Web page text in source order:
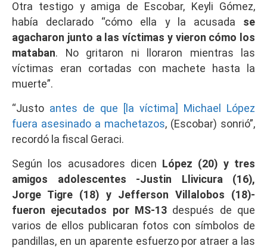
Otra testigo y amiga de Escobar, Keyli Gómez,
había declarado “cómo ella y la acusada se
agacharon junto a las víctimas y vieron cómo los
mataban. No gritaron ni lloraron mientras las
víctimas eran cortadas con machete hasta la
muerte”.
“Justo antes de que [la víctima] Michael López
fuera asesinado a machetazos, (Escobar) sonrió”,
recordó la fiscal Geraci.
Según los acusadores dicen López (20) y tres
amigos adolescentes -Justin Llivicura (16),
Jorge Tigre (18) y Jefferson Villalobos (18)-
fueron ejecutados por MS-13 después de que
varios de ellos publicaran fotos con símbolos de
pandillas, en un aparente esfuerzo por atraer a las